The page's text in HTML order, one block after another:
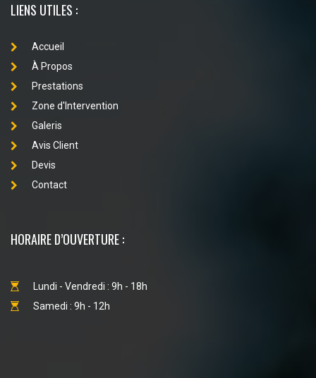
LIENS UTILES :
Accueil
À Propos
Prestations
Zone d'Intervention
Galeris
Avis Client
Devis
Contact
HORAIRE D’OUVERTURE :
Lundi - Vendredi : 9h - 18h
Samedi : 9h - 12h